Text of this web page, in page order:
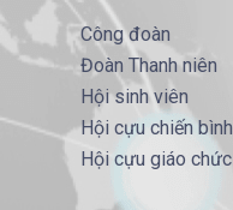
Công đoàn
Đoàn Thanh niên
Hội sinh viên
Hội cựu chiến bình
Hội cựu giáo chức